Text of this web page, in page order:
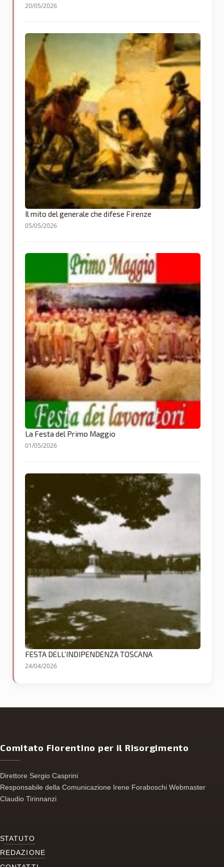
20/05/2026
Il mito del generale che difese Firenze
05/05/2026
La Festa del Primo Maggio
01/05/2026
FESTA DELL’INDIPENDENZA TOSCANA
24/04/2026
Comitato Fiorentino per il Risorgimento
Direttore Sergio Casprini
Responsabile della Comunicazione Irene Foraboschi Webmaster
Claudio Tirinnanzi
STATUTO
REDAZIONE